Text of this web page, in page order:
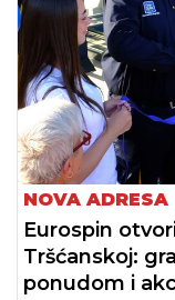
NOVA ADRESA
Eurospin
Tršćanskoj:
ponudom i